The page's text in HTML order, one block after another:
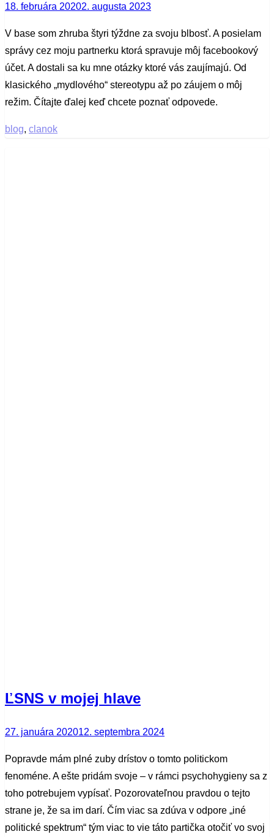
Posted
18. februára 20202. augusta 2023
V base som zhruba štyri týždne za svoju blbosť. A posielam
správy cez moju partnerku ktorá spravuje môj facebookový
účet. A dostali sa ku mne otázky ktoré vás zaujímajú. Od
klasického „mydlového“ stereotypu až po záujem o môj
režim. Čítajte ďalej keď chcete poznať odpovede.
blog, clanok
ĽSNS v mojej hlave
Posted
27. januára 202012. septembra 2024
Popravde mám plné zuby drístov o tomto politickom
fenoméne. A ešte pridám svoje – v rámci psychohygieny sa z
toho potrebujem vypísať. Pozorovateľnou pravdou o tejto
strane je, že sa im darí. Čím viac sa zdúva v odpore „iné
politické spektrum“ tým viac to vie táto partička otočiť vo svoj